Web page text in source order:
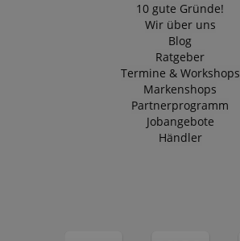
10 gute Gründe!
Wir über uns
Blog
Ratgeber
Termine & Workshops
Markenshops
Partnerprogramm
Jobangebote
Händler